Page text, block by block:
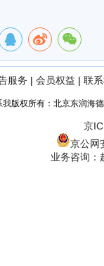
服务 | 会员权益 | 联
版权所有：北京东润海
京
京公网
业务咨询：